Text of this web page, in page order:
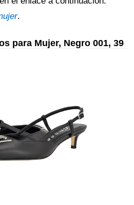
.
para Mujer, Negro 001, 39